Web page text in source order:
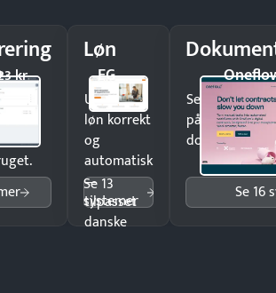
kr
få
Løn
EG
Udbetal
løn korrekt
og
automatisk
—
tilpasset
danske
Se 13
systemer
Send
på minutter
dokumenter.
Se 16